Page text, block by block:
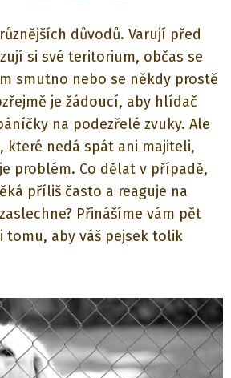
důvodů. Varují před
si své teritorium, občas se
smutno nebo se někdy prostě
je žádoucí, aby hlídač
na podezřelé zvuky. Ale
které nedá spát ani majiteli,
problém. Co dělat v případě,
příliš často a reaguje na
Přinášíme vám pět
tomu, aby váš pejsek tolik